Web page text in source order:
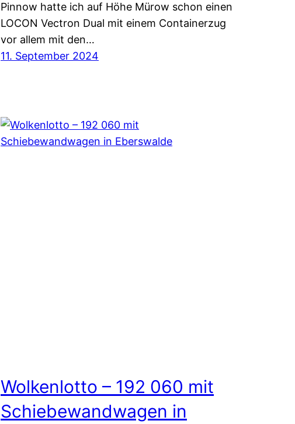
Pinnow hatte ich auf Höhe Mürow schon einen
LOCON Vectron Dual mit einem Containerzug
vor allem mit den…
11. September 2024
Wolkenlotto – 192 060 mit
Schiebewandwagen in